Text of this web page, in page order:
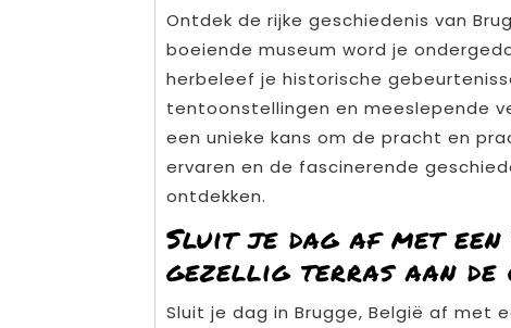
Ontdek de rijke geschiedenis van
boeiende museum word je
herbeleef je historische
tentoonstellingen en meeslepende
een unieke kans om de pracht en
ervaren en de fascinerende
ontdekken.
Sluit je dag af met
gezellig terras aan de
Sluit je dag in Brugge, België af met